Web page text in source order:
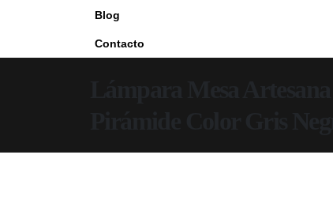
Blog
Contacto